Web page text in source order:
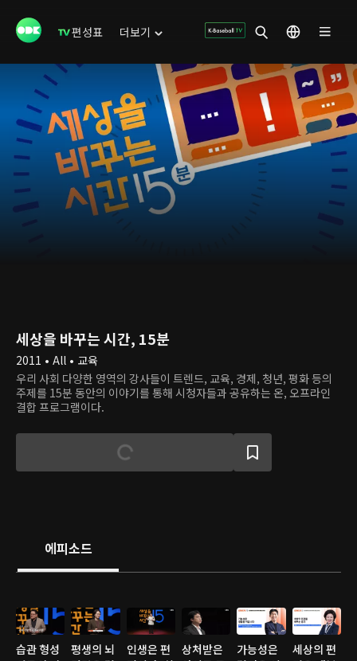
편성표 더보기
세상을 바꾸는 시간, 15분
2011 • All • 교육
우리 사회 다양한 영역의 강사들이 트렌드, 교육, 경제, 청년, 평화 등의
주제를 15분 동안의 이야기를 통해 시청자들과 공유하는 온, 오프라인
결합 프로그램이다.
에피소드
습관 형성
평생의 뇌
인생은 편
상처받은
가능성은
세상의 편